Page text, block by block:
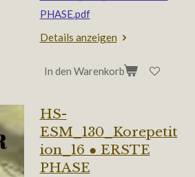
PHASE.pdf
Details anzeigen
In den Warenkorb
HS-
ESM_130_Korepetit
ion_16 ● ERSTE
PHASE